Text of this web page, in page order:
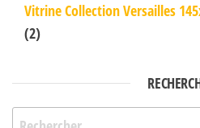
Vitrine Collection Versailles
(2)
Rechercher :